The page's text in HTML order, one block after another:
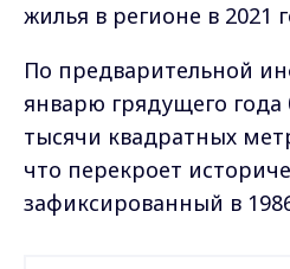
жилья в регионе в 2021
По предварительной
январю грядущего года
тысячи квадратных
что перекроет
зафиксированный в